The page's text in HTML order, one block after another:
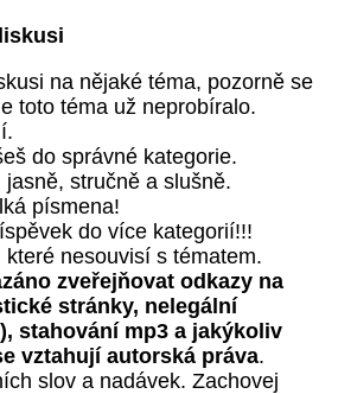
na nějaké téma, pozorně se
toto téma už neprobíralo.
do správné kategorie.
stručně a slušně.
písmena!
do více kategorií!!!
které nesouvisí s tématem.
zveřejňovat odkazy na
stránky, nelegální
stahování mp3 a jakýkoliv
vztahují autorská práva.
slov a nadávek. Zachovej